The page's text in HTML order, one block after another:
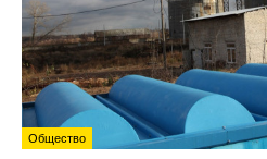
Общество